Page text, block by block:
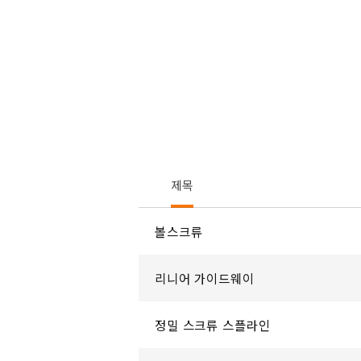
제목
볼스크류
리니어 가이드웨이
정밀 스크류 스플라인